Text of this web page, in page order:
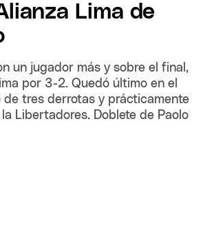
Lima de
un jugador más y sobre el final,
por 3-2. Quedó último en el
de tres derrotas y prácticamente
Libertadores. Doblete de Paolo